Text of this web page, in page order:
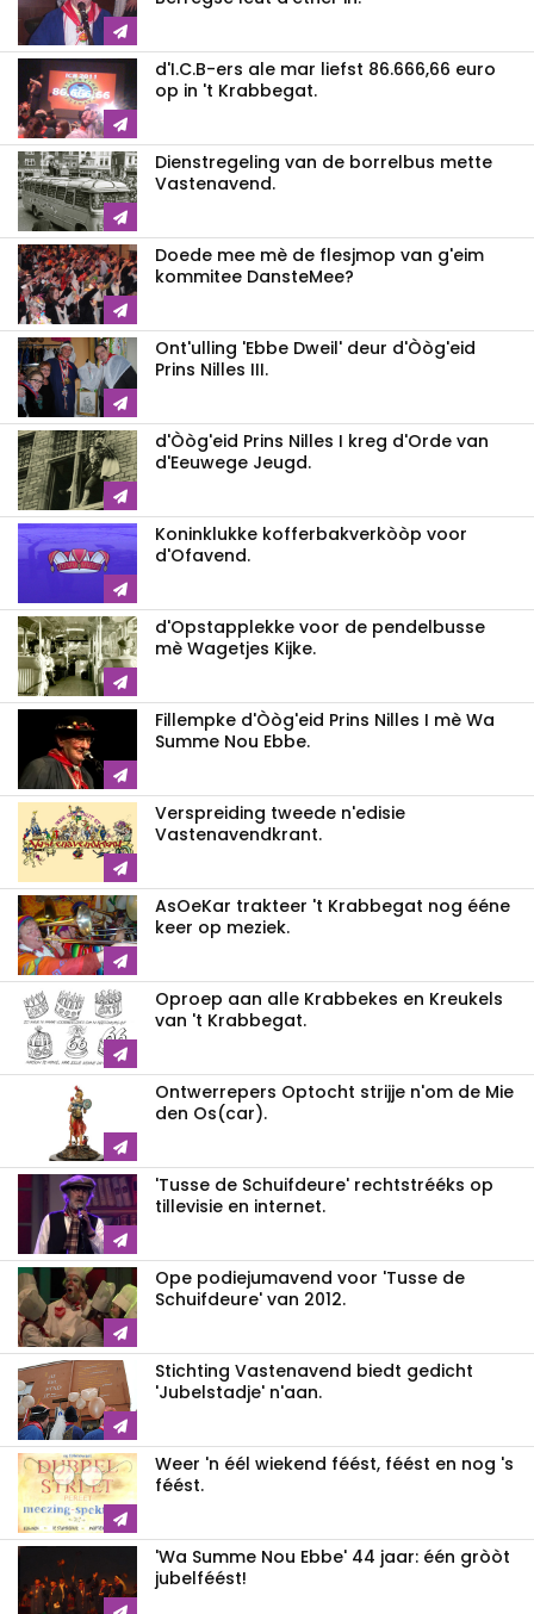
d'I.C.B-ers ale mar liefst 86.666,66 euro
op in 't Krabbegat.
Dienstregeling van de borrelbus mette
Vastenavend.
Doede mee mè de flesjmop van g'eim
kommitee DansteMee?
Ont'ulling 'Ebbe Dweil' deur d'Òòg'eid
Prins Nilles III.
d'Òòg'eid Prins Nilles I kreg d'Orde van
d'Eeuwege Jeugd.
Koninklukke kofferbakverkòòp voor
d'Ofavend.
d'Opstapplekke voor de pendelbusse
mè Wagetjes Kijke.
Fillempke d'Òòg'eid Prins Nilles I mè Wa
Summe Nou Ebbe.
Verspreiding tweede n'edisie
Vastenavendkrant.
AsOeKar trakteer 't Krabbegat nog ééne
keer op meziek.
Oproep aan alle Krabbekes en Kreukels
van 't Krabbegat.
Ontwerrepers Optocht strijje n'om de Mie
den Os(car).
'Tusse de Schuifdeure' rechtstrééks op
tillevisie en internet.
Ope podiejumavend voor 'Tusse de
Schuifdeure' van 2012.
Stichting Vastenavend biedt gedicht
'Jubelstadje' n'aan.
Weer 'n éél wiekend féést, féést en nog 's
féést.
'Wa Summe Nou Ebbe' 44 jaar: één gròòt
jubelféést!